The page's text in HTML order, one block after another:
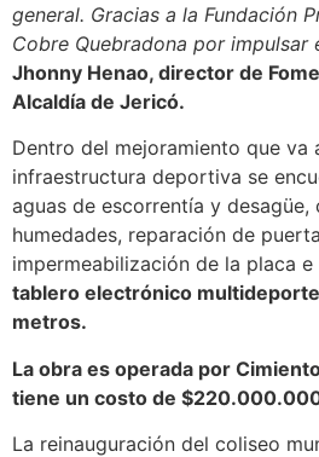
general. Gracias a la Fundación
Cobre Quebradona por impulsar
Jhonny Henao, director de
Alcaldía de Jericó.
Dentro del mejoramiento que va
infraestructura deportiva se
aguas de escorrentía y
humedades, reparación de
impermeabilización de la placa e
tablero electrónico
metros.
La obra es operada por
tiene un costo de
La reinauguración del coliseo